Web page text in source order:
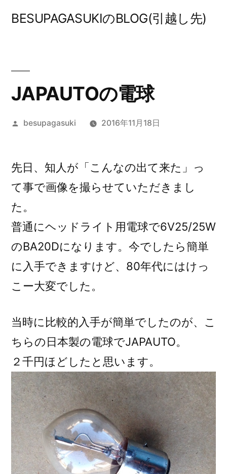
BESUPAGASUKIのBLOG(引越し先)
JAPAUTOの電球
投
besupagasuki 2016年11月18日
先日、知人が「こんなの出て来た」っ
て事で画像を撮らせていただきまし
た。
普通にヘッドライト用電球で6V25/25W
のBA20Dになります。今でしたら簡単
に入手できますけど、80年代にはけっ
こー大変でした。
当時に比較的入手が簡単でしたのが、こ
ちらの日本製の電球でJAPAUTO。
２千円ほどしたと思います。